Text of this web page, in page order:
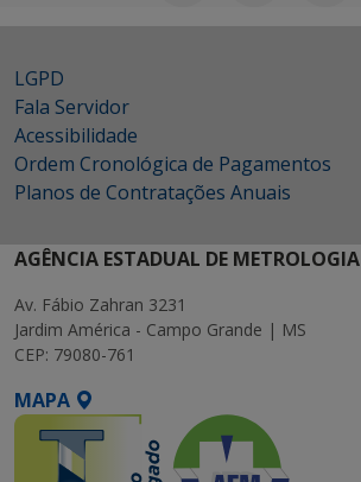
LGPD
Fala Servidor
Acessibilidade
Ordem Cronológica de Pagamentos
Planos de Contratações Anuais
AGÊNCIA ESTADUAL DE METROLOGIA
Av. Fábio Zahran 3231
Jardim América - Campo Grande | MS
CEP: 79080-761
MAPA